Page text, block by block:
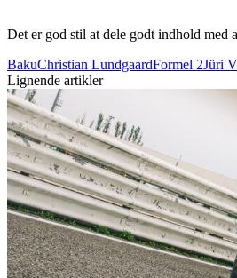
Det er god stil at dele godt indhold med
BakuChristian LundgaardFormel 2Jüri
Lignende artikler